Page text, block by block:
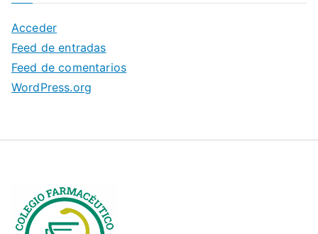
Acceder
Feed de entradas
Feed de comentarios
WordPress.org